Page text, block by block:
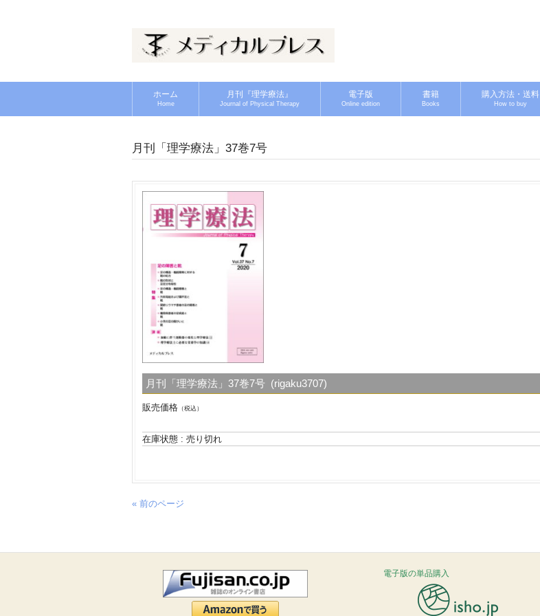
ホーム
Home
月刊『理学療法』
Journal of Physical Therapy
電子版
Online edition
書籍
Books
購入方法・送料
How to buy
月刊「理学療法」37巻7号
月刊「理学療法」37巻7号 (rigaku3707)
販売価格 （税込）
在庫状態 : 売り切れ
« 前のページ
電子版の単品購入